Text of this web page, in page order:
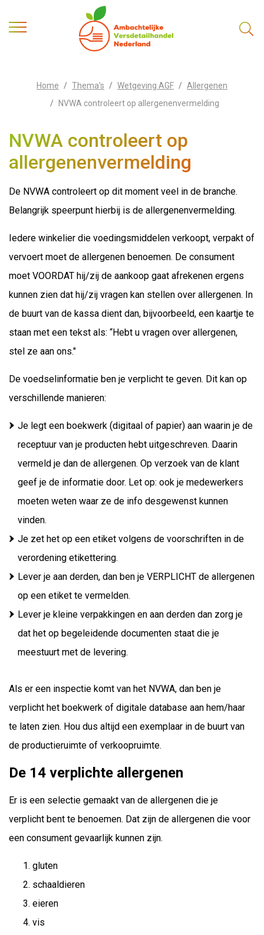
Home Thema's Wetgeving AGF
Allergenen
NVWA controleert op allergenenvermelding
NVWA controleert op
allergenenvermelding
De NVWA controleert op dit moment veel in de branche.
Belangrijk speerpunt hierbij is de allergenenvermelding.
Iedere winkelier die voedingsmiddelen verkoopt, verpakt of
vervoert moet de allergenen benoemen. De consument
moet VOORDAT hij/zij de aankoop gaat afrekenen ergens
kunnen zien dat hij/zij vragen kan stellen over allergenen. In
de buurt van de kassa dient dan, bijvoorbeeld, een kaartje te
staan met een tekst als: “Hebt u vragen over allergenen,
stel ze aan ons."
De voedselinformatie ben je verplicht te geven. Dit kan op
verschillende manieren:
Je legt een boekwerk (digitaal of papier) aan waarin je de
receptuur van je producten hebt uitgeschreven. Daarin
vermeld je dan de allergenen. Op verzoek van de klant
geef je de informatie door. Let op: ook je medewerkers
moeten weten waar ze de info desgewenst kunnen
vinden.
Je zet het op een etiket volgens de voorschriften in de
verordening etikettering.
Lever je aan derden, dan ben je VERPLICHT de allergenen
op een etiket te vermelden.
Lever je kleine verpakkingen en aan derden dan zorg je
dat het op begeleidende documenten staat die je
meestuurt met de levering.
Als er een inspectie komt van het NVWA, dan ben je
verplicht het boekwerk of digitale database aan hem/haar
te laten zien. Hou dus altijd een exemplaar in de buurt van
de productieruimte of verkoopruimte.
De 14 verplichte allergenen
Er is een selectie gemaakt van de allergenen die je
verplicht bent te benoemen. Dat zijn de allergenen die voor
een consument gevaarlijk kunnen zijn.
gluten
schaaldieren
eieren
vis